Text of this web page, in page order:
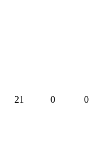
21 0 0